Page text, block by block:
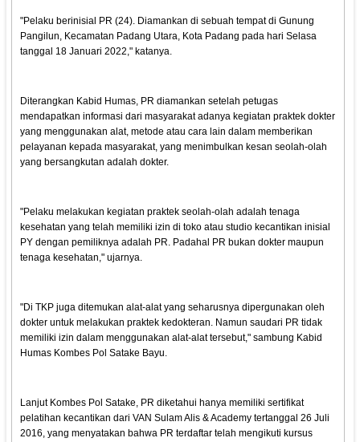
"Pelaku berinisial PR (24). Diamankan di sebuah tempat di Gunung
Pangilun, Kecamatan Padang Utara, Kota Padang pada hari Selasa
tanggal 18 Januari 2022," katanya.
Diterangkan Kabid Humas, PR diamankan setelah petugas
mendapatkan informasi dari masyarakat adanya kegiatan praktek dokter
yang menggunakan alat, metode atau cara lain dalam memberikan
pelayanan kepada masyarakat, yang menimbulkan kesan seolah-olah
yang bersangkutan adalah dokter.
"Pelaku melakukan kegiatan praktek seolah-olah adalah tenaga
kesehatan yang telah memiliki izin di toko atau studio kecantikan inisial
PY dengan pemiliknya adalah PR. Padahal PR bukan dokter maupun
tenaga kesehatan," ujarnya.
"Di TKP juga ditemukan alat-alat yang seharusnya dipergunakan oleh
dokter untuk melakukan praktek kedokteran. Namun saudari PR tidak
memiliki izin dalam menggunakan alat-alat tersebut," sambung Kabid
Humas Kombes Pol Satake Bayu.
Lanjut Kombes Pol Satake, PR diketahui hanya memiliki sertifikat
pelatihan kecantikan dari VAN Sulam Alis & Academy tertanggal 26 Juli
2016, yang menyatakan bahwa PR terdaftar telah mengikuti kursus